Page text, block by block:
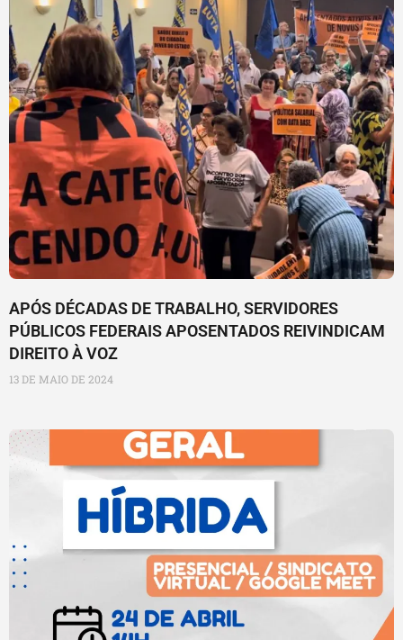
APÓS DÉCADAS DE TRABALHO, SERVIDORES
PÚBLICOS FEDERAIS APOSENTADOS REIVINDICAM
DIREITO À VOZ
13 DE MAIO DE 2024